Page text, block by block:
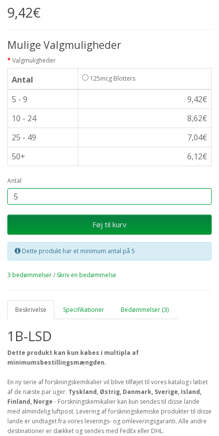
9,42€
Mulige Valgmuligheder
Valgmuligheder
Antal 125mcg Blotters
5 - 9
9,42€
10 - 24
8,62€
25 - 49
7,04€
50+
6,12€
Antal
Føj til kurv
Dette produkt har et minimum antal på 5
3 bedømmelser/ Skriv en bedømmelse
Beskrivelse Specifikationer Bedømmelser (3)
1B-LSD
Dette produkt kan kun købes i multipla af
minimumsbestillingsmængden.
En ny serie af forskningskemikalier vil blive tilføjet til vores katalog i løbet
af de næste par uger. Tyskland, Østrig, Danmark, Sverige, Island,
Finland, Norge - Forskningskemikalier kan kun sendes til disse lande
med almindelig luftpost. Levering af forskningskemiske produkter til disse
lande er undtaget fra vores leverings- og omleveringsgaranti. Alle andre
destinationer er dækket og sendes med FedEx eller DHL.